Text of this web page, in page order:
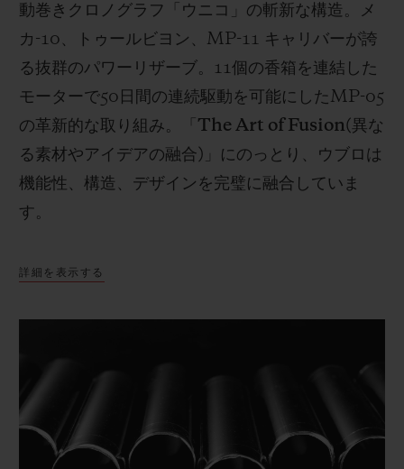
動巻きクロノグラフ「ウニコ」の斬新な構造。メ
カ -10 、トゥールビヨン、 MP-11 キャリバーが誇
る抜群のパワーリザーブ。 11個の香箱を連結した
モーターで50 日間の連続駆動を可能にしたMP-05
の革新的な取り組み。「 The Art of Fusion(異な
る素材やアイデアの融合) 」にのっとり、ウブロは
機能性、構造、デザインを完璧に融合していま
す。
詳細を表示する